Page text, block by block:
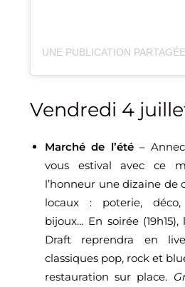
Vendredi 4
Marché de l’été–
vous estival avec ce
l’honneur une dizaine de
locaux : poterie,
bijoux… En soirée
Draft reprendra en
classiques pop, rock et
restauration sur place.